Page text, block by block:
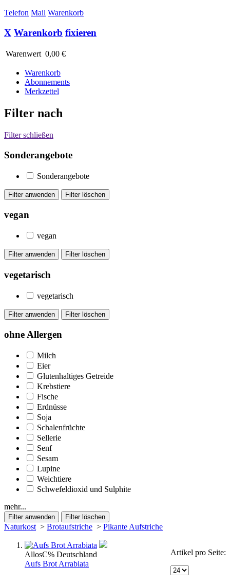
Telefon Mail Warenkorb
X Warenkorb fixieren
Warenwert 0,00 €
Warenkorb
Abonnements
Merkzettel
Filter nach
Filter schließen
Sonderangebote
Sonderangebote
vegan
vegan
vegetarisch
vegetarisch
ohne Allergen
Milch
Eier
Glutenhaltiges Getreide
Krebstiere
Fische
Erdnüsse
Soja
Schalenfrüchte
Sellerie
Senf
Sesam
Lupine
Weichtiere
Schwefeldioxid und Sulphite
mehr...
Naturkost > Brotaufstriche > Pikante Aufstriche
Artikel pro Seite:
AllosC% Deutschland
Aufs Brot Arrabiata